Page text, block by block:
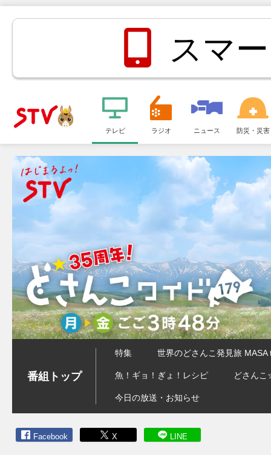
ＳＴＶ札
幌テレビ
スマ
メ
ュ
テレビ ラジオ ニュース 防災・災害
番組トップ
特集 世界のどさんこ発見旅 MASA
魚！ギョ！ぎょ！レシピ どさん
今日の放送・お知らせ
Facebook X LINE